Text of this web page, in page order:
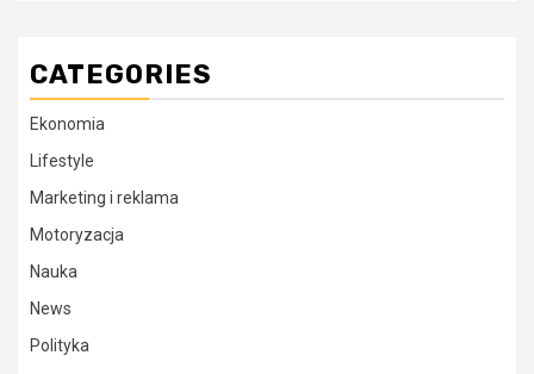
CATEGORIES
Ekonomia
Lifestyle
Marketing i reklama
Motoryzacja
Nauka
News
Polityka